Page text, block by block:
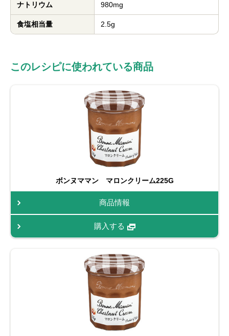
ナトリウム 980mg
食塩相当量 2.5g
このレシピに使われている商品
ボンヌママン マロンクリーム225G
商品情報
購入する